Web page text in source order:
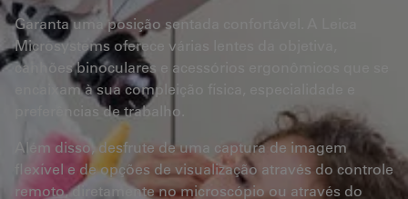
Garanta uma posição sentada confortável. A Leica
Microsystems oferece várias lentes da objetiva,
canhões binoculares e acessórios ergonômicos que se
encaixam à sua compleição física, especialidade e
preferências de trabalho.
Além disso, desfrute de uma captura de imagem
flexível e de opções de visualização através do controle
remoto, diretamente no microscópio ou através do